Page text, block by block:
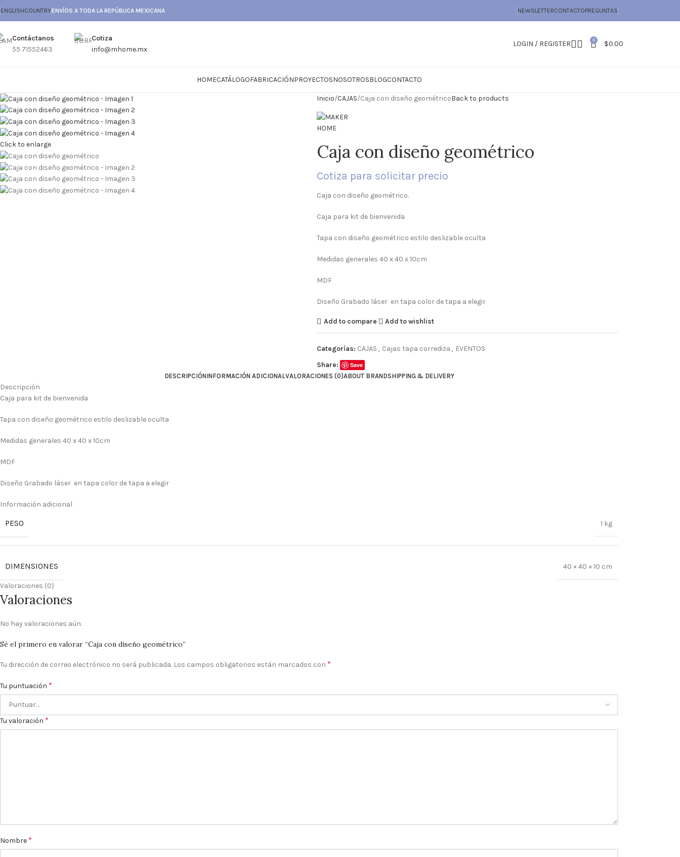
ENGLISHCOUNTRYENVÍOS A TODA LA REPÚBLICA MEXICANA NEWSLETTERCONTACTOPREGUNTAS
Contáctanos
55 71552463
Cotiza
info@mhome.mx
LOGIN / REGISTER 0 $0.00
HOMECATÁLOGOFABRICACIÓNPROYECTOSNOSOTROSBLOGCONTACTO
Click to enlarge
Inicio CAJAS Caja con diseño geométricoBack to products
Caja con diseño geométrico
Cotiza para solicitar precio
Caja con diseño geométrico.
Caja para kit de bienvenida
Tapa con diseño geométrico estilo deslizable oculta
Medidas generales 40 x 40 x 10cm
MDF
Diseño Grabado láser en tapa color de tapa a elegir
Add to compare Add to wishlist
Categorías: CAJAS , Cajas tapa corrediza , EVENTOS
Share:
Save
DESCRIPCIÓNINFORMACIÓN ADICIONALVALORACIONES (0)ABOUT BRANDSHIPPING & DELIVERY
Descripción
Caja para kit de bienvenida
Tapa con diseño geométrico estilo deslizable oculta
Medidas generales 40 x 40 x 10cm
MDF
Diseño Grabado láser en tapa color de tapa a elegir
Información adicional
PESO 1 kg
DIMENSIONES 40 × 40 × 10 cm
Valoraciones (0)
Valoraciones
No hay valoraciones aún.
Sé el primero en valorar “Caja con diseño geométrico”
Tu dirección de correo electrónico no será publicada. Los campos obligatorios están marcados con *
Tu puntuación *
Tu valoración *
Nombre *